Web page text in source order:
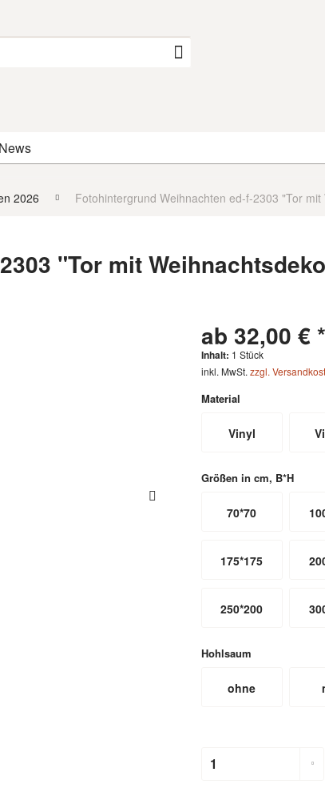
News
2026 Fotohintergrund Weihnachten ed-f-2303 "Tor mit
"Tor mit
ab 32,00 € *
Inhalt: 1 Stück
inkl. MwSt.zzgl.
Material
Vinyl
Größen in cm, B*H
70*70
175*175
250*200
Hohlsaum
ohne